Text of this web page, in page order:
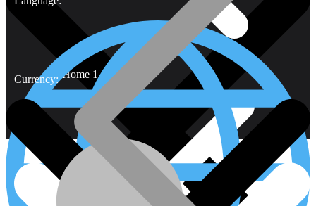
Home 1
Currency: